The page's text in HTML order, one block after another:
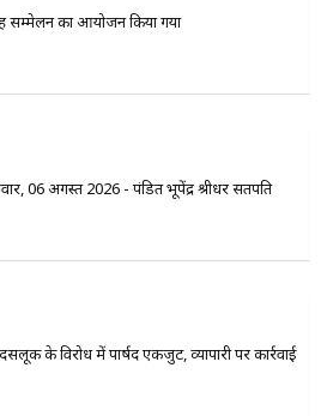
सम्मेलन का आयोजन किया गया
06 अगस्त 2026 - पंडित भूपेंद्र श्रीधर सतपति
के विरोध में पार्षद एकजुट, व्यापारी पर कार्रवाई